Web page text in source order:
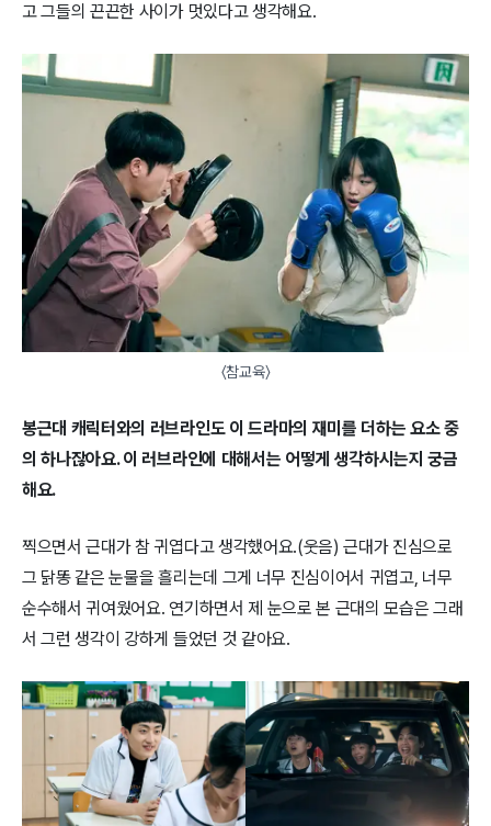
고 그들의 끈끈한 사이가 멋있다고 생각해요.
〈참교육〉
봉근대 캐릭터와의 러브라인도 이 드라마의 재미를 더하는 요소 중
의 하나잖아요. 이 러브라인에 대해서는 어떻게 생각하시는지 궁금
해요.
찍으면서 근대가 참 귀엽다고 생각했어요.(웃음) 근대가 진심으로
그 닭똥 같은 눈물을 흘리는데 그게 너무 진심이어서 귀엽고, 너무
순수해서 귀여웠어요. 연기하면서 제 눈으로 본 근대의 모습은 그래
서 그런 생각이 강하게 들었던 것 같아요.